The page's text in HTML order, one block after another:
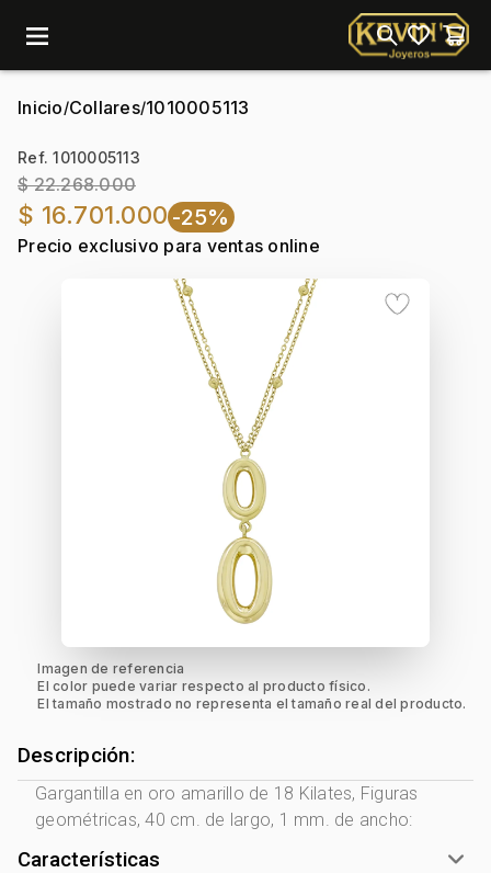
menu
Inicio/Collares/1010005113
Ref. 1010005113
$ 22.268.000
$ 16.701.000 -25%
Precio exclusivo para ventas online
Imagen de referencia
El color puede variar respecto al producto físico.
El tamaño mostrado no representa el tamaño real del producto.
Descripción:
Gargantilla en oro amarillo de 18 Kilates, Figuras
geométricas, 40 cm. de largo, 1 mm. de ancho:
Características